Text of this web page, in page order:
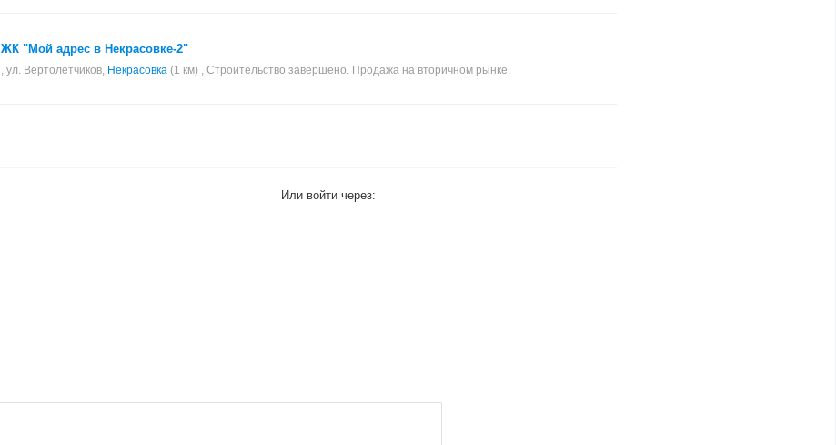
ЖК "Мой адрес в Некрасовке-2"
, ул. Вертолетчиков, Некрасовка (1 км) , Строительство завершено. Продажа на вторичном рынке.
Или войти через: